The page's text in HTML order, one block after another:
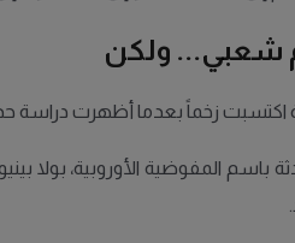
شعبي... ولكن
أظهرت دراسة حديثة أن 44 في المئة من الكنديين يدعمون انضمام بلادهم إلى الاتحاد الأوروبي، مقارنة بـ34 في المئة يعارضونها،